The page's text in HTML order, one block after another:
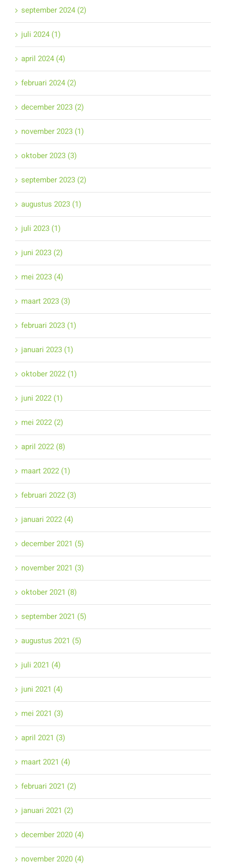
september 2024 (2)
juli 2024 (1)
april 2024 (4)
februari 2024 (2)
december 2023 (2)
november 2023 (1)
oktober 2023 (3)
september 2023 (2)
augustus 2023 (1)
juli 2023 (1)
juni 2023 (2)
mei 2023 (4)
maart 2023 (3)
februari 2023 (1)
januari 2023 (1)
oktober 2022 (1)
juni 2022 (1)
mei 2022 (2)
april 2022 (8)
maart 2022 (1)
februari 2022 (3)
januari 2022 (4)
december 2021 (5)
november 2021 (3)
oktober 2021 (8)
september 2021 (5)
augustus 2021 (5)
juli 2021 (4)
juni 2021 (4)
mei 2021 (3)
april 2021 (3)
maart 2021 (4)
februari 2021 (2)
januari 2021 (2)
december 2020 (4)
november 2020 (4)